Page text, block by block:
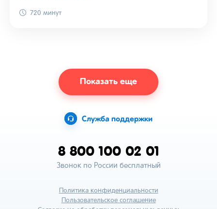
720 минут
Показать еще
Служба поддержки
8 800 100 02 01
Звонок по России бесплатный
Политика конфиденциальности
Пользовательское соглашение